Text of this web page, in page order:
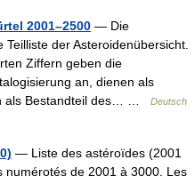
2001–2500 — Die
der Asteroidenübersicht.
Ziffern geben die
an, dienen als
als Bestandteil des… …
Deutsch
— Liste des astéroïdes (2001
numérotés de 2001 à 3000. Les